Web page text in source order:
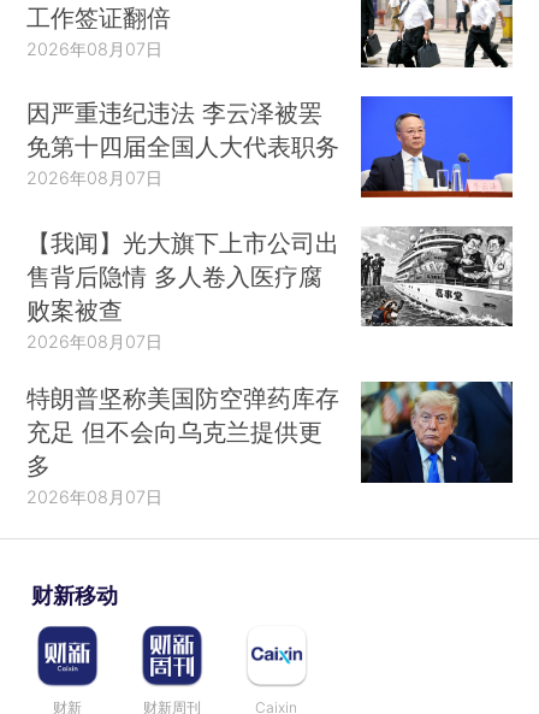
工作签证翻倍
2026年08月07日
因严重违纪违法 李云泽被罢
免第十四届全国人大代表职务
2026年08月07日
【我闻】光大旗下上市公司出
售背后隐情 多人卷入医疗腐
败案被查
2026年08月07日
特朗普坚称美国防空弹药库存
充足 但不会向乌克兰提供更
多
2026年08月07日
财新移动
财新 财新周刊 Caixin